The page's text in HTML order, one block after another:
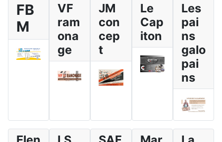
FB
M
VF
ram
ona
ge
JM
con
cep
t
Le
Cap
iton
Les
pai
ns
galo
pai
ns